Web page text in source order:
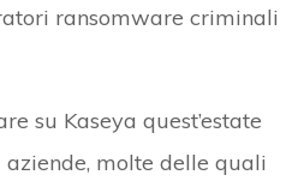
ransomware criminali
su Kaseya quest’estate
molte delle quali